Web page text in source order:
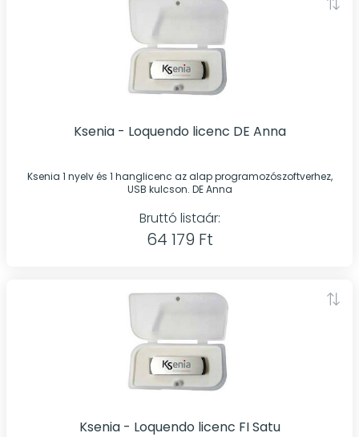
Ksenia - Loquendo licenc DE Anna
Ksenia 1 nyelv és 1 hanglicenc az alap programozószoftverhez,
USB kulcson. DE Anna
Bruttó listaár:
64 179 Ft
Ksenia - Loquendo licenc FI Satu